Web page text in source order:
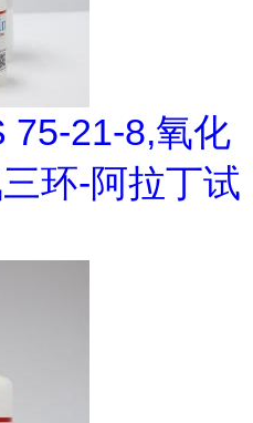
75-21-8,氧化
环-阿拉丁试